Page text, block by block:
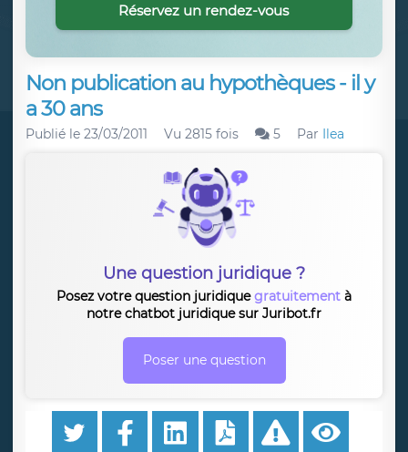
Non publication au hypothèques - il y
a 30 ans
Publié le 23/03/2011 Vu 2815 fois 5 Par Ilea
Une question juridique ?
Posez votre question juridiquegratuitement à
notre chatbot juridique sur Juribot.fr
Poser une question
Réservez un rendez-vous